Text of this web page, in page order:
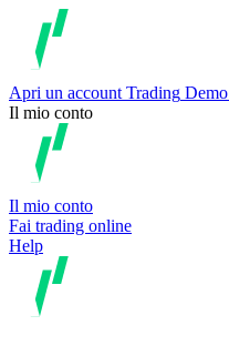
Apri un account Trading Demo
Il mio conto
Il mio conto
Fai trading online
Help